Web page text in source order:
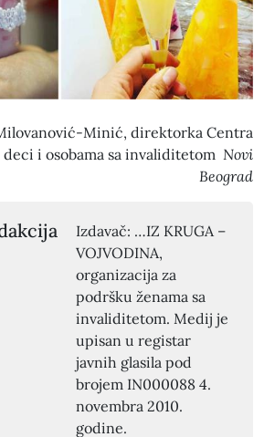
Minić, direktorka Centra
i osobama sa invaliditetom Novi
Beograd
Izdavač: …IZ KRUGA –
VOJVODINA,
organizacija za
podršku ženama sa
invaliditetom. Medij je
upisan u registar
javnih glasila pod
brojem IN000088 4.
novembra 2010.
godine.